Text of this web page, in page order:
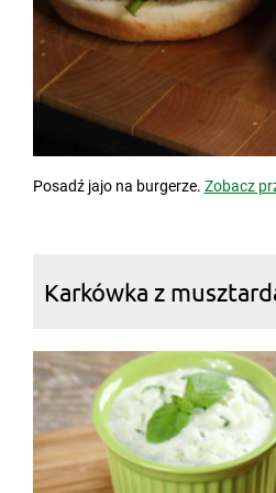
Posadź jajo na burgerze. Zobacz
Karkówka z